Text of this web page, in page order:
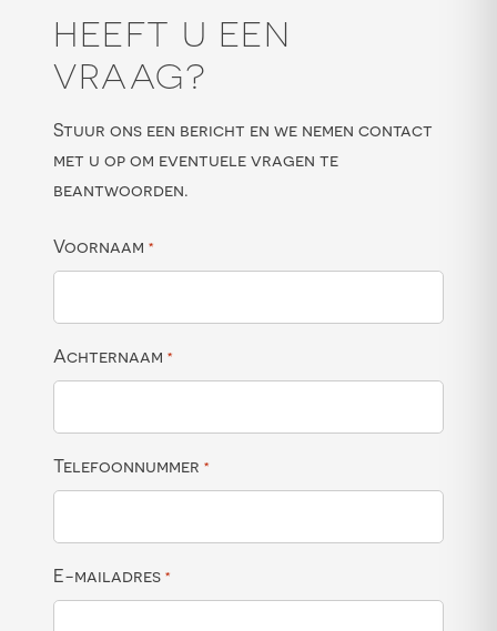
HEEFT U EEN
VRAAG?
Stuur ons een bericht en we nemen contact
met u op om eventuele vragen te
beantwoorden.
Voornaam *
Achternaam *
Telefoonnummer *
E-mailadres *